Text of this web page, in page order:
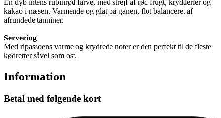
En dyb intens rubinrød farve, med strejf af rød frugt, krydderier og
kakao i næsen. Varmende og glat på ganen, flot balanceret af
afrundede tanniner.
Servering
Med ripassoens varme og krydrede noter er den perfekt til de fleste
kødretter såvel som ost.
Information
Betal med følgende kort